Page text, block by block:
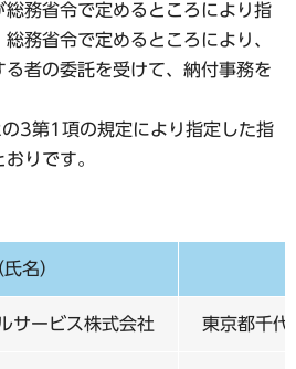
総務省令で定めるところにより指
務省令で定めるところにより、
者の委託を受けて、納付事務を
3第1項の規定により指定した指
りです。
名）
サービス株式会社 東京都千代